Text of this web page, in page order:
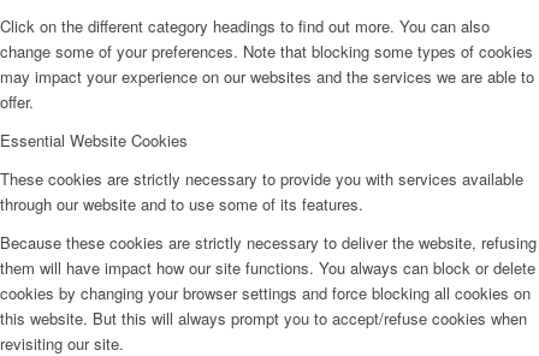
Click on the different category headings to find out more. You can also
change some of your preferences. Note that blocking some types of cookies
may impact your experience on our websites and the services we are able to
offer.
Essential Website Cookies
These cookies are strictly necessary to provide you with services available
through our website and to use some of its features.
Because these cookies are strictly necessary to deliver the website, refusing
them will have impact how our site functions. You always can block or delete
cookies by changing your browser settings and force blocking all cookies on
this website. But this will always prompt you to accept/refuse cookies when
revisiting our site.